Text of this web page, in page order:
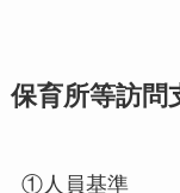
保育所等訪問
①人員基準